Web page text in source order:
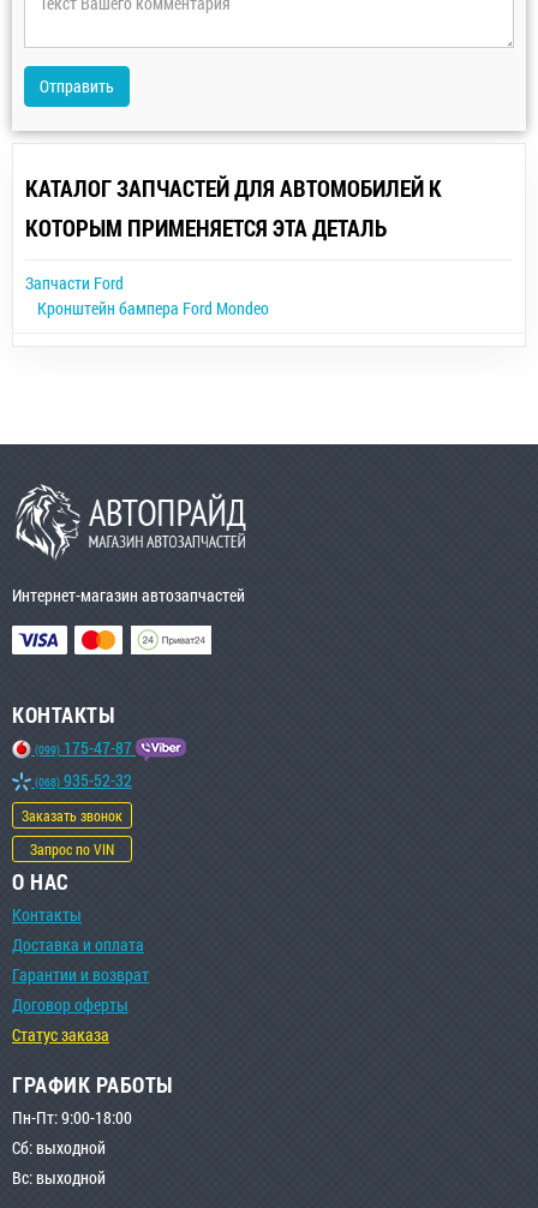
Отправить
КАТАЛОГ ЗАПЧАСТЕЙ ДЛЯ АВТОМОБИЛЕЙ К
КОТОРЫМ ПРИМЕНЯЕТСЯ ЭТА ДЕТАЛЬ
Запчасти Ford
Кронштейн бампера Ford Mondeo
Интернет-магазин автозапчастей
КОНТАКТЫ
(099) 175-47-87
(068) 935-52-32
Заказать звонок
Запрос по VIN
О НАС
Контакты
Доставка и оплата
Гарантии и возврат
Договор оферты
Статус заказа
ГРАФИК РАБОТЫ
Пн-Пт: 9:00-18:00
Сб: выходной
Вс: выходной